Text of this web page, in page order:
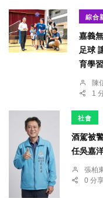
綜合
嘉義
足球
育學
陳
1
社會
酒駕被
任吳嘉
張柏
0 分